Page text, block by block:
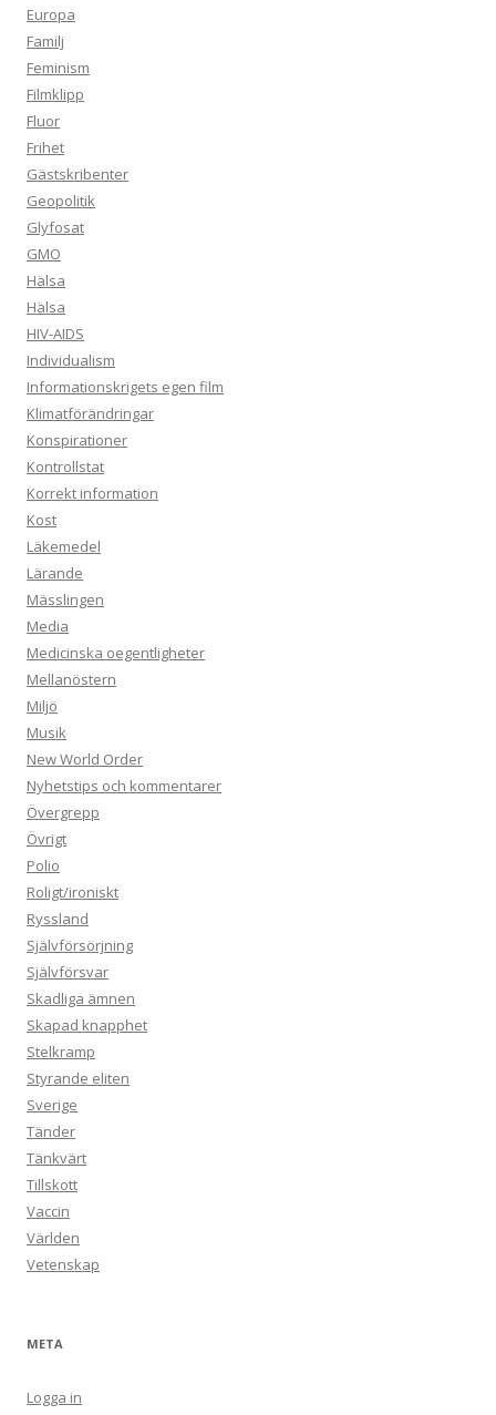
Europa
Familj
Feminism
Filmklipp
Fluor
Frihet
Gästskribenter
Geopolitik
Glyfosat
GMO
Hälsa
Hälsa
HIV-AIDS
Individualism
Informationskrigets egen film
Klimatförändringar
Konspirationer
Kontrollstat
Korrekt information
Kost
Läkemedel
Lärande
Mässlingen
Media
Medicinska oegentligheter
Mellanöstern
Miljö
Musik
New World Order
Nyhetstips och kommentarer
Övergrepp
Övrigt
Polio
Roligt/ironiskt
Ryssland
Självförsörjning
Självförsvar
Skadliga ämnen
Skapad knapphet
Stelkramp
Styrande eliten
Sverige
Tänder
Tänkvärt
Tillskott
Vaccin
Världen
Vetenskap
META
Logga in